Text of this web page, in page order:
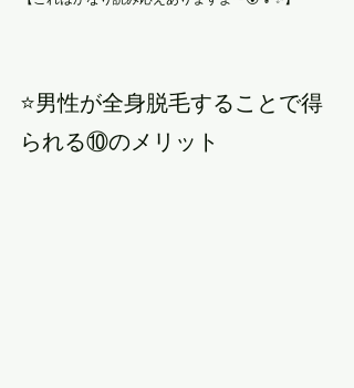
⭐男性が全身脱毛することで得
られる⑩のメリット